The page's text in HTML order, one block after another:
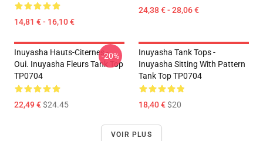
14,81 € - 16,10 €
24,38 € - 28,06 €
Inuyasha Hauts-Citernes -
Oui. Inuyasha Fleurs Tank Top
TP0704
22,49 €$24.45
-20%
Inuyasha Tank Tops -
Inuyasha Sitting With Pattern
Tank Top TP0704
18,40 €$20
VOIR PLUS